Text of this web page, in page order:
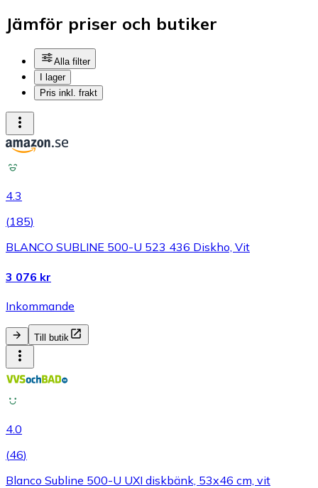
Jämför priser och butiker
Alla filter
I lager
Pris inkl. frakt
4.3
(185)
BLANCO SUBLINE 500-U 523 436 Diskho, Vit
3 076 kr
Inkommande
Till butik
4.0
(46)
Blanco Subline 500-U UXI diskbänk, 53x46 cm, vit